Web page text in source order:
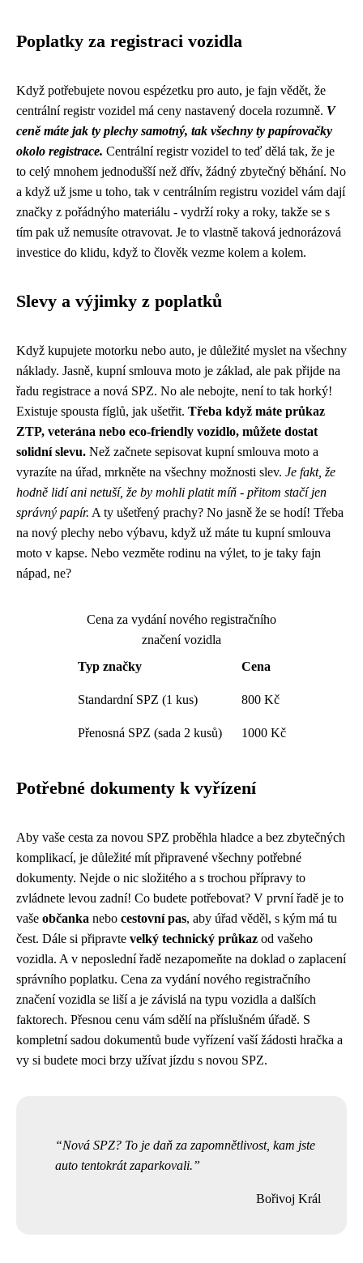
Poplatky za registraci vozidla
Když potřebujete novou espézetku pro auto, je fajn vědět, že
centrální registr vozidel má ceny nastavený docela rozumně. V
ceně máte jak ty plechy samotný, tak všechny ty papírovačky
okolo registrace. Centrální registr vozidel to teď dělá tak, že je
to celý mnohem jednodušší než dřív, žádný zbytečný běhání. No
a když už jsme u toho, tak v centrálním registru vozidel vám dají
značky z pořádnýho materiálu - vydrží roky a roky, takže se s
tím pak už nemusíte otravovat. Je to vlastně taková jednorázová
investice do klidu, když to člověk vezme kolem a kolem.
Slevy a výjimky z poplatků
Když kupujete motorku nebo auto, je důležité myslet na všechny
náklady. Jasně, kupní smlouva moto je základ, ale pak přijde na
řadu registrace a nová SPZ. No ale nebojte, není to tak horký!
Existuje spousta fíglů, jak ušetřit. Třeba když máte průkaz
ZTP, veterána nebo eco-friendly vozidlo, můžete dostat
solidní slevu. Než začnete sepisovat kupní smlouva moto a
vyrazíte na úřad, mrkněte na všechny možnosti slev. Je fakt, že
hodně lidí ani netuší, že by mohli platit míň - přitom stačí jen
správný papír. A ty ušetřený prachy? No jasně že se hodí! Třeba
na nový plechy nebo výbavu, když už máte tu kupní smlouva
moto v kapse. Nebo vezměte rodinu na výlet, to je taky fajn
nápad, ne?
Cena za vydání nového registračního
značení vozidla
Typ značky
Cena
Standardní SPZ (1 kus) 800 Kč
Přenosná SPZ (sada 2 kusů) 1000 Kč
Potřebné dokumenty k vyřízení
Aby vaše cesta za novou SPZ proběhla hladce a bez zbytečných
komplikací, je důležité mít připravené všechny potřebné
dokumenty. Nejde o nic složitého a s trochou přípravy to
zvládnete levou zadní! Co budete potřebovat? V první řadě je to
vaše občanka nebo cestovní pas, aby úřad věděl, s kým má tu
čest. Dále si připravte velký technický průkaz od vašeho
vozidla. A v neposlední řadě nezapomeňte na doklad o zaplacení
správního poplatku. Cena za vydání nového registračního
značení vozidla se liší a je závislá na typu vozidla a dalších
faktorech. Přesnou cenu vám sdělí na příslušném úřadě. S
kompletní sadou dokumentů bude vyřízení vaší žádosti hračka a
vy si budete moci brzy užívat jízdu s novou SPZ.
Nová SPZ? To je daň za zapomnětlivost, kam jste
auto tentokrát zaparkovali.
Bořivoj Král